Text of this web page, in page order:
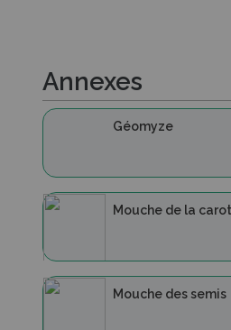
Annexes
Géomyze
Mouche de la
Mouche des semis